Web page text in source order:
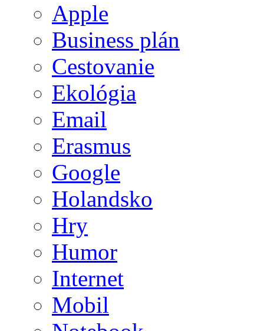
Apple
Business plán
Cestovanie
Ekológia
Email
Erasmus
Google
Holandsko
Hry
Humor
Internet
Mobil